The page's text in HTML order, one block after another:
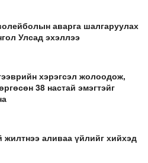
аварга шалгаруулах
Улсад эхэллээ
хэрэгсэл жолоодож,
38 настай эмэгтэйг
жилтнээ аливаа үйлийг хийхэд